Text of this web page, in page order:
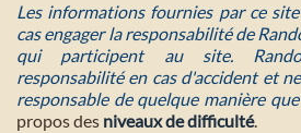
Les informations fournies par ce
cas engager la responsabilité de
qui participent au site.
responsabilité en cas d'accident et
responsable de quelque manière
propos des niveaux de difficulté.